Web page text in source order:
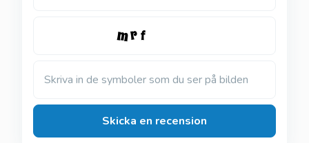
Skriva in de symboler som du ser på bilden
Skicka en recension